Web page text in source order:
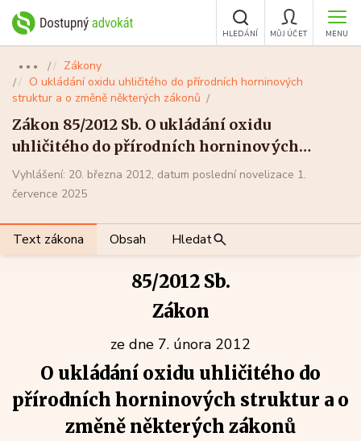
MENU
MŮJ ÚČET
HLEDÁNÍ
●●●
Zákony
O ukládání oxidu uhličitého do přírodních horninových
struktur a o změně některých zákonů
Zákon 85/2012 Sb. O ukládání oxidu
uhličitého do přírodních horninových
struktur a o změně některých zákonů
Vyhlášení: 20. března 2012, datum poslední novelizace 1.
července 2025
Text zákona Obsah Hledat
85/2012 Sb.
Zákon
ze dne 7. února 2012
O ukládání oxidu uhličitého do
přírodních horninových struktur a o
změně některých zákonů